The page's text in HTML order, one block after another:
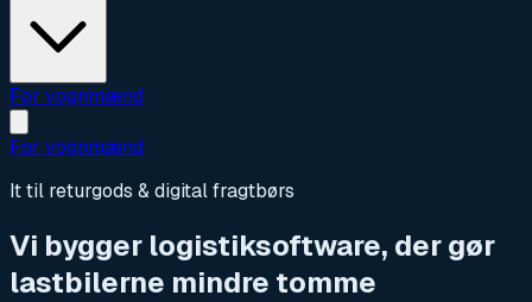
For vognmænd
For vognmænd
It til returgods & digital fragtbørs
Vi bygger logistiksoftware, der gør
lastbilerne mindre tomme